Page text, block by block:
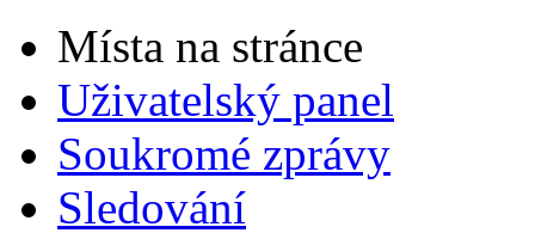
Místa na stránce
Uživatelský panel
Soukromé zprávy
Sledování